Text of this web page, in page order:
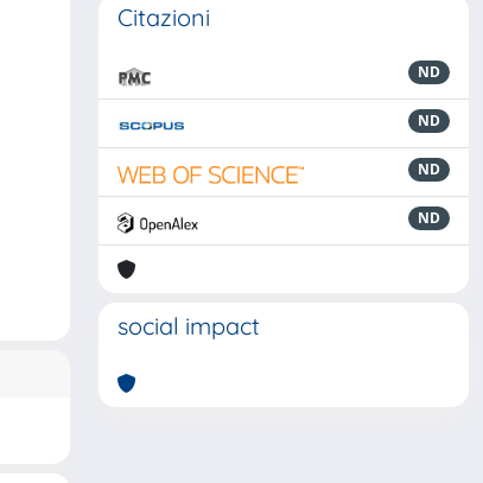
Citazioni
ND
ND
ND
ND
social impact